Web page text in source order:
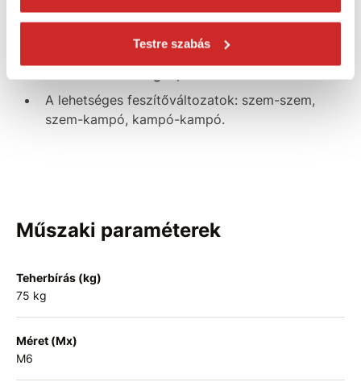
Testre szabás
A DIN 1480 feszítő horganyzott szénacélból
A DIN 1480 M6 feszítő teherbírása 75kg (az
A lehetséges feszítőváltozatok: szem-szem,
szem-kampó, kampó-kampó.
Műszaki paraméterek
Teherbírás (kg)
75 kg
Méret (Mx)
M6